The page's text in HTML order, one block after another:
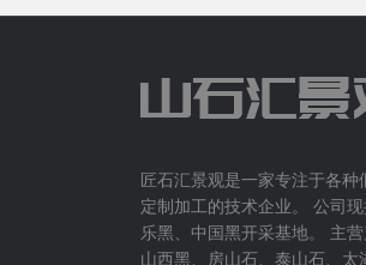
匠石汇景观是一家专注于各
定制加工的技术企业。 公司
乐黑、中国黑开采基地。 主
山西黑、房山石、泰山石、